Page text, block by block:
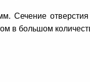
Сечение
в большом